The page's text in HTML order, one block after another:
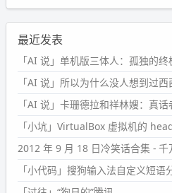
最近发表
「AI 说」单机版三体人：孤独的终
「AI 说」所以为什么没人想到过西
「AI 说」卡珊德拉和祥林嫂：真
「小坑」VirtualBox 虚拟机的
2012 年 9 月 18 日冷笑话合集 - 千
「小代码」搜狗输入法自定义短语